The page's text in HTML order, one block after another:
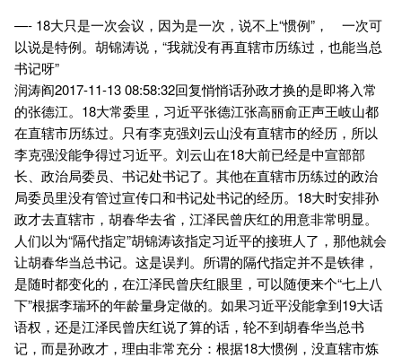
—- 18大只是一次会议，因为是一次，说不上“惯例”， 一次可
以说是特例。胡锦涛说，“我就没有再直辖市历练过，也能当总
书记呀”
润涛阎2017-11-13 08:58:32回复悄悄话孙政才换的是即将入常
的张德江。18大常委里，习近平张德江张高丽俞正声王岐山都
在直辖市历练过。只有李克强刘云山没有直辖市的经历，所以
李克强没能争得过习近平。刘云山在18大前已经是中宣部部
长、政治局委员、书记处书记了。其他在直辖市历练过的政治
局委员里没有管过宣传口和书记处书记的经历。18大时安排孙
政才去直辖市，胡春华去省，江泽民曾庆红的用意非常明显。
人们以为“隔代指定”胡锦涛该指定习近平的接班人了，那他就会
让胡春华当总书记。这是误判。所谓的隔代指定并不是铁律，
是随时都变化的，在江泽民曾庆红眼里，可以随便来个“七上八
下”根据李瑞环的年龄量身定做的。如果习近平没能拿到19大话
语权，还是江泽民曾庆红说了算的话，轮不到胡春华当总书
记，而是孙政才，理由非常充分：根据18大惯例，没直辖市炼